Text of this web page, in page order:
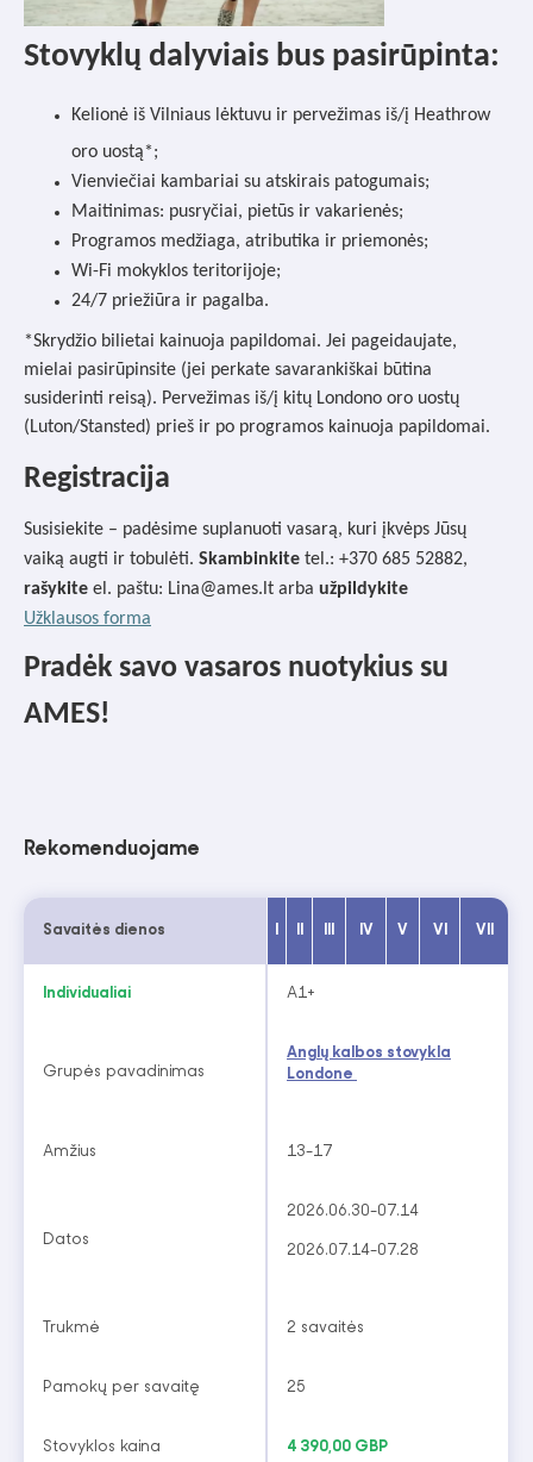
Stovyklų dalyviais bus pasirūpinta:
Kelionė iš Vilniaus lėktuvu ir pervežimas iš/į Heathrow
oro uostą*;
Vienviečiai kambariai su atskirais patogumais;
Maitinimas: pusryčiai, pietūs ir vakarienės;
Programos medžiaga, atributika ir priemonės;
Wi-Fi mokyklos teritorijoje;
24/7 priežiūra ir pagalba.
*Skrydžio bilietai kainuoja papildomai. Jei pageidaujate,
mielai pasirūpinsite (jei perkate savarankiškai būtina
susiderinti reisą). Pervežimas iš/į kitų Londono oro uostų
(Luton/Stansted) prieš ir po programos kainuoja papildomai.
Registracija
Susisiekite – padėsime suplanuoti vasarą, kuri įkvėps Jūsų
vaiką augti ir tobulėti. Skambinkite tel.: +370 685 52882,
rašykite el. paštu: Lina@ames.lt arba užpildykite
Užklausos forma
Pradėk savo vasaros nuotykius su
AMES!
Rekomenduojame
Savaitės dienos IV V VI VII
Individualiai A1+
Grupės pavadinimas
Anglų kalbos stovykla
Londone
Amžius 13-17
Datos
2026.06.30-07.14
2026.07.14-07.28
Trukmė 2 savaitės
Pamokų per savaitę 25
Stovyklos kaina 4 390,00 GBP